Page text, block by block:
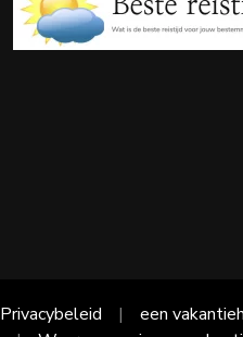
Privacybeleid
een